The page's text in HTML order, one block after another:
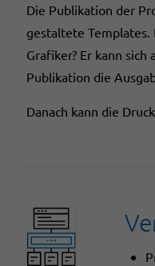
Die Publikation der
gestaltete Templates.
Grafiker? Er kann
Publikation die
Danach kann die